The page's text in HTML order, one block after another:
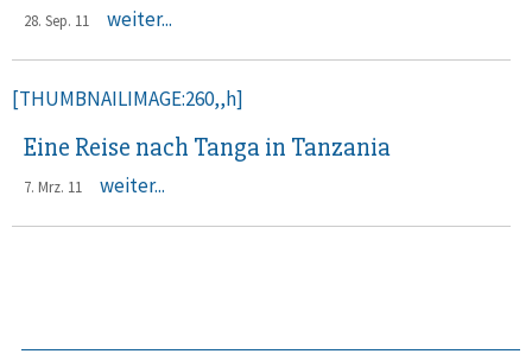
28. Sep. 11 weiter...
[THUMBNAILIMAGE:260,,h]
Eine Reise nach Tanga in Tanzania
7. Mrz. 11 weiter...